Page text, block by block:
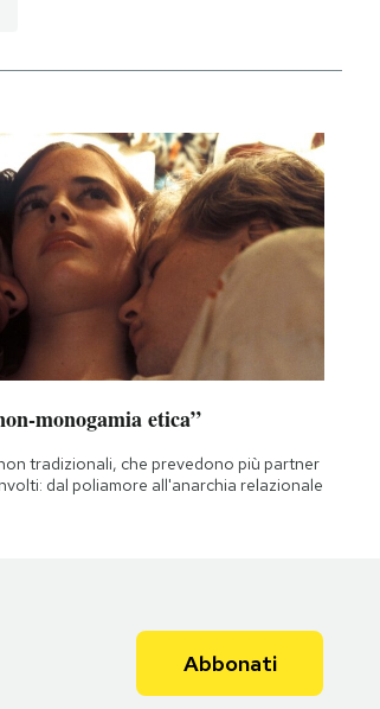
monogamia etica”
tradizionali, che prevedono più partner
dal poliamore all'anarchia relazionale
Abbonati